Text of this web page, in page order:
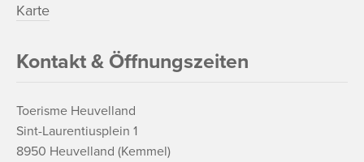
Karte
Kontakt & Öffnungszeiten
Toerisme Heuvelland
Sint-Laurentiusplein 1
8950 Heuvelland (Kemmel)